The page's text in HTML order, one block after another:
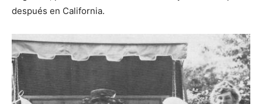
después en California.